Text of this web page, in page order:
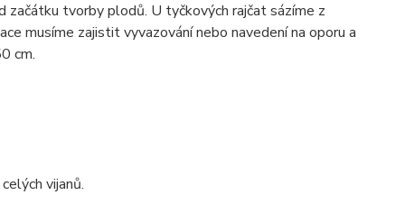
začátku tvorby plodů. U tyčkových rajčat sázíme z
musíme zajistit vyvazování nebo navedení na oporu a
cm.
vijanů.